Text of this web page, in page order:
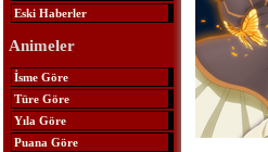
Eski Haberler
Animeler
İsme Göre
Türe Göre
Yıla Göre
Puana Göre